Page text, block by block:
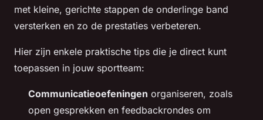
met kleine, gerichte stappen de onderlinge band
versterken en zo de prestaties verbeteren.
Hier zijn enkele praktische tips die je direct kunt
toepassen in jouw sportteam:
Communicatieoefeningen organiseren, zoals
open gesprekken en feedbackrondes om